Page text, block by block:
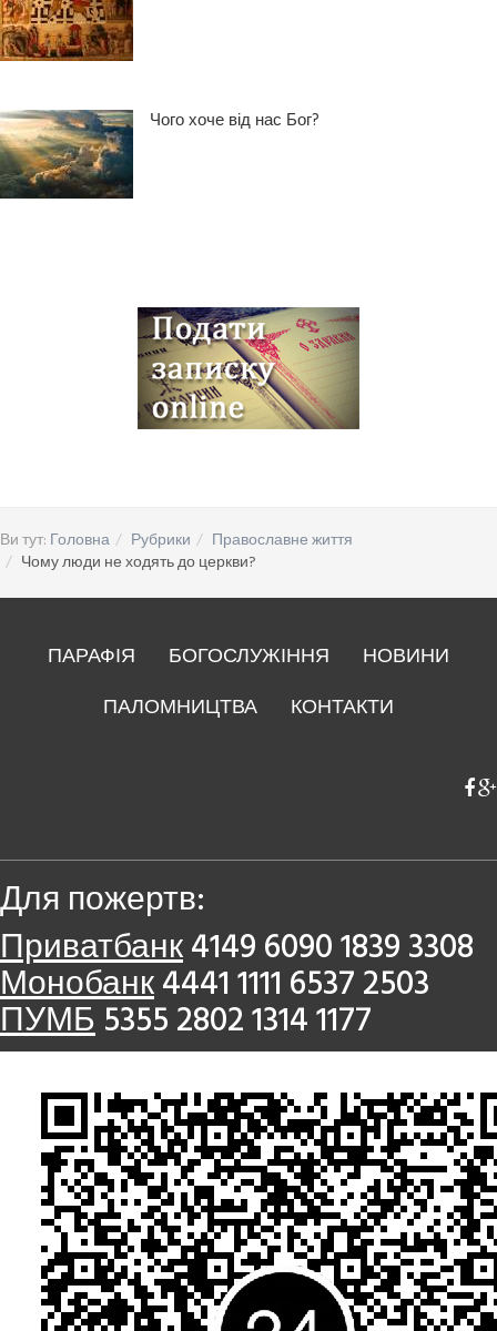
Чого хоче від нас Бог?
Ви тут: Головна Рубрики
Православне життя
Чому люди не ходять до церкви?
ПАРАФІЯ БОГОСЛУЖІННЯ
НОВИНИ
ПАЛОМНИЦТВА
КОНТАКТИ
Для пожертв:
Приватбанк4149 6090 1839 3308
Монобанк4441 1111 6537 2503
ПУМБ5355 2802 1314 1177